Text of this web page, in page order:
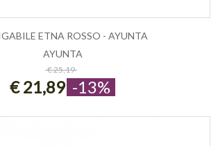
ESAURITO
ETNA ROSSO - AYUNTA
AYUNTA
€ 25,19
€ 21,89 -13%